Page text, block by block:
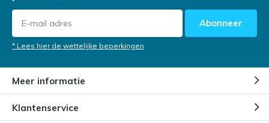
Abonneer
* Lees hier de wettelijke beperkingen
Meer informatie
Klantenservice